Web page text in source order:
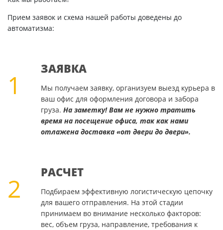
Прием заявок и схема нашей работы доведены до
автоматизма:
1
ЗАЯВКА
Мы получаем заявку, организуем выезд курьера в
ваш офис для оформления договора и забора
груза. На заметку! Вам не нужно тратить
время на посещение офиса, так как нами
отлажена доставка «от двери до двери».
2
РАСЧЕТ
Подбираем эффективную логистическую цепочку
для вашего отправления. На этой стадии
принимаем во внимание несколько факторов:
вес, объем груза, направление, требования к